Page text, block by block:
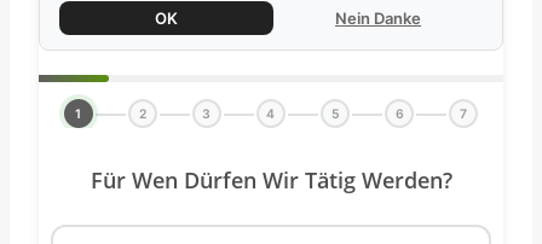
OK Nein Danke
1 2 3 4 5 6 7
Für Wen Dürfen Wir Tätig Werden?